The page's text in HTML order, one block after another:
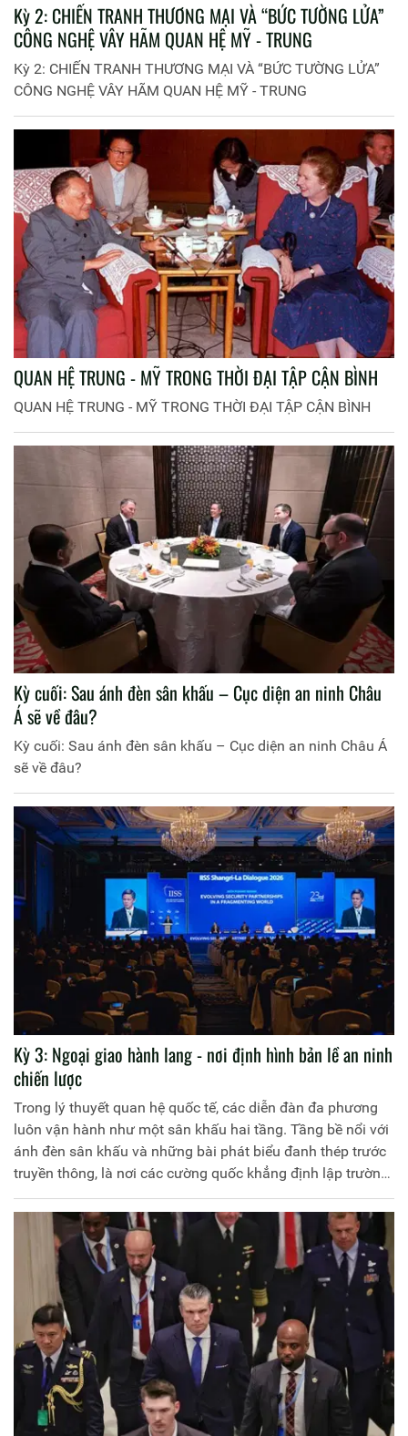
Kỳ 2: CHIẾN TRANH THƯƠNG MẠI VÀ “BỨC TƯỜNG LỬA”
CÔNG NGHỆ VÂY HÃM QUAN HỆ MỸ - TRUNG
Kỳ 2: CHIẾN TRANH THƯƠNG MẠI VÀ “BỨC TƯỜNG LỬA”
CÔNG NGHỆ VÂY HÃM QUAN HỆ MỸ - TRUNG
QUAN HỆ TRUNG - MỸ TRONG THỜI ĐẠI TẬP CẬN BÌNH
QUAN HỆ TRUNG - MỸ TRONG THỜI ĐẠI TẬP CẬN BÌNH
Kỳ cuối: Sau ánh đèn sân khấu – Cục diện an ninh Châu
Á sẽ về đâu?
Kỳ cuối: Sau ánh đèn sân khấu – Cục diện an ninh Châu Á
sẽ về đâu?
Kỳ 3: Ngoại giao hành lang - nơi định hình bản lề an ninh
chiến lược
Trong lý thuyết quan hệ quốc tế, các diễn đàn đa phương
luôn vận hành như một sân khấu hai tầng. Tầng bề nổi với
ánh đèn sân khấu và những bài phát biểu đanh thép trước
truyền thông, là nơi các cường quốc khẳng định lập trường
và định hướng dư luận. Nhưng với giới quan sát kỳ cựu,
xung lực thực sự định hình an ninh khu vực lại nằm ở tầng
chìm: những phòng họp kín và những cuộc "ngoại giao
hành lang" không micro.